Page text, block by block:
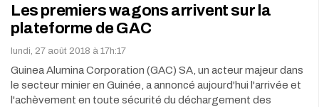
Les premiers wagons arrivent sur la
plateforme de GAC
lundi, 27 août 2018 à 17h:17
Guinea Alumina Corporation (GAC) SA, un acteur majeur dans
le secteur minier en Guinée, a annoncé aujourd'hui l'arrivée et
l'achèvement en toute sécurité du déchargement des